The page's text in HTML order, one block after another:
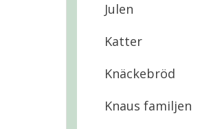
Julen
Katter
Knäckebröd
Knaus familjen